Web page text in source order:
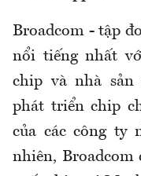
Broadcom - tập
nổi tiếng nhất
chip và nhà sản
phát triển chip
của các công ty
nhiên, Broadcom